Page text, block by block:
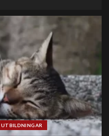
UTBILDNINGAR